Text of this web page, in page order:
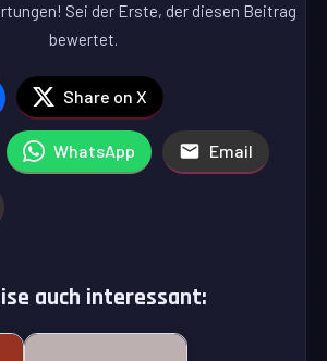
Sei der Erste, der diesen Beitrag
bewertet.
Share on X
WhatsApp Email
auch interessant: